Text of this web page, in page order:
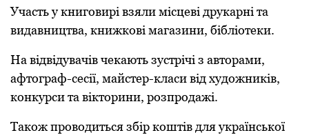
Участь у книговирі взяли місцеві друкарні та
видавництва, книжкові магазини, бібліотеки.
На відвідувачів чекають зустрічі з авторами,
афтограф-сесії, майстер-класи від художників,
конкурси та вікторини, розпродажі.
Також проводиться збір коштів для української